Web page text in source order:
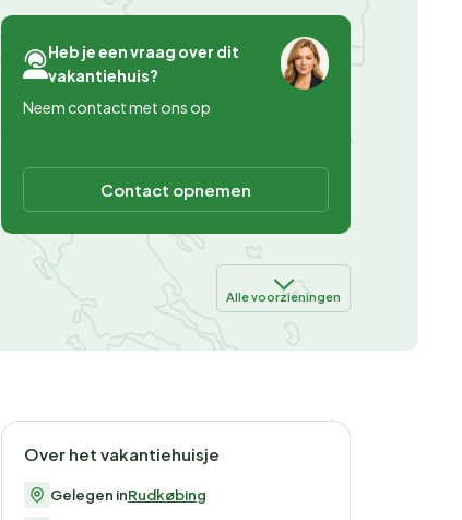
Heb je een vraag over dit
vakantiehuis?
Neem contact met ons op
Contact opnemen
Alle voorzieningen
Over het vakantiehuisje
Gelegen inRudkøbing